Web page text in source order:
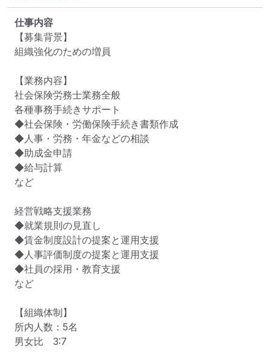
仕事内容
【募集背景】
組織強化のための増員
【業務内容】
社会保険労務士業務全般
各種事務手続きサポート
◆社会保険・労働保険手続き書類作成
◆人事・労務・年金などの相談
◆助成金申請
◆給与計算
など
経営戦略支援業務
◆就業規則の見直し
◆賃金制度設計の提案と運用支援
◆人事評価制度の提案と運用支援
◆社員の採用・教育支援
など
【組織体制】
所内人数：5名
男女比　3:7